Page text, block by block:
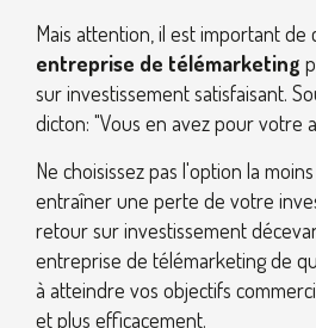
Mais attention, il est important de
entreprise de télémarketing
sur investissement satisfaisant.
dicton: "Vous en avez pour votre
Ne choisissez pas l'option la
entraîner une perte de votre
retour sur investissement
entreprise de télémarketing de
à atteindre vos objectifs
et plus efficacement.